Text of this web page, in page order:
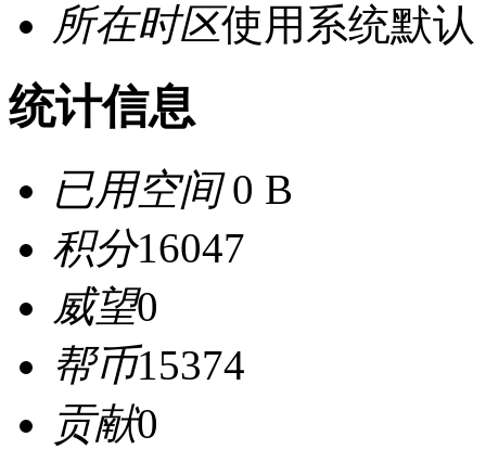
所在时区使用系统默认
统计信息
已用空间0 B
积分16047
威望0
帮币15374
贡献0